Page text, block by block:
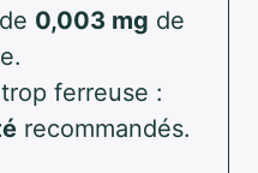
0,003 mg de
ferreuse :
recommandés.